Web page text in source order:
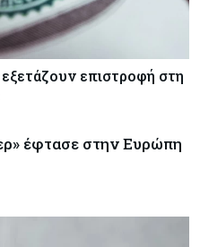
επιστροφή στη
έφτασε στην Ευρώπη